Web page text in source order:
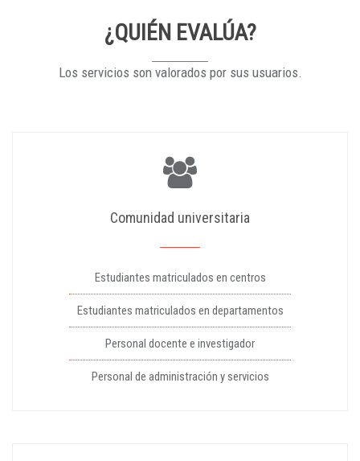
¿QUIÉN EVALÚA?
Los servicios son valorados por sus usuarios.
Comunidad universitaria
Estudiantes matriculados en centros
Estudiantes matriculados en departamentos
Personal docente e investigador
Personal de administración y servicios